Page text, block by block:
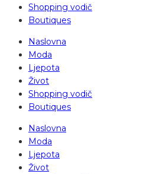
Shopping vodič
Boutiques
Naslovna
Moda
Ljepota
Život
Shopping vodič
Boutiques
Naslovna
Moda
Ljepota
Život